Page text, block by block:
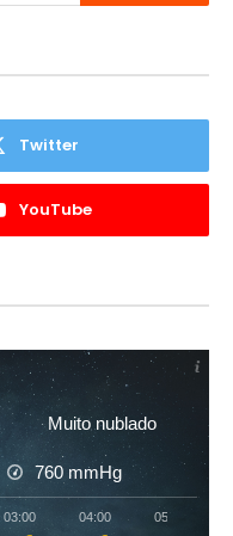
Twitter
YouTube
Muito nublado
760 mmHg
03:00 04:00 05:00